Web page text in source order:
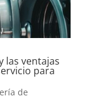
las ventajas
para
de